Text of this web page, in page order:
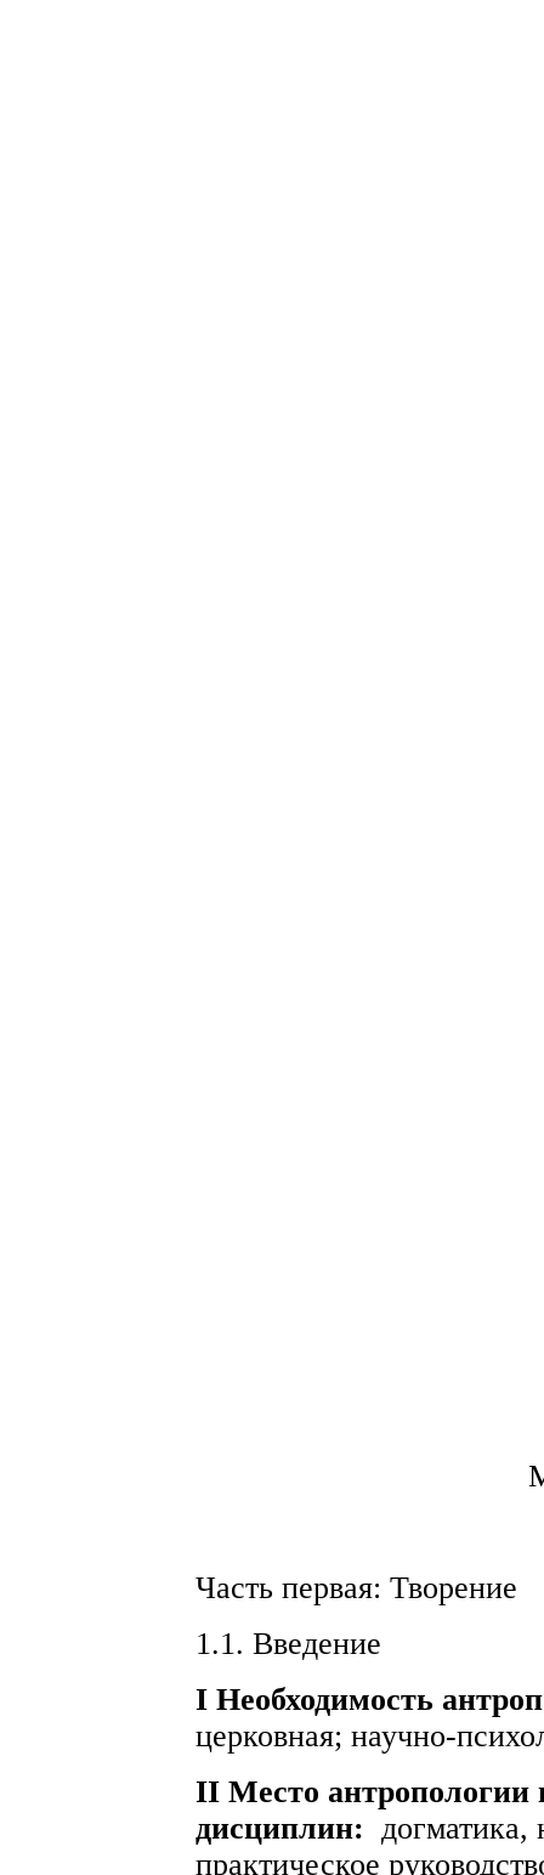
Часть первая: Творение
1.1. Введение
I Необходимость
церковная; научно-
II Место антропологии
дисциплин: догматика,
практическое